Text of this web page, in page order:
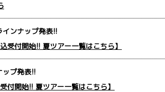
インナップ発表!!
受付開始!! 夏ツアー一覧はこちら】
ップ発表!!
付開始!! 夏ツアー一覧はこちら】